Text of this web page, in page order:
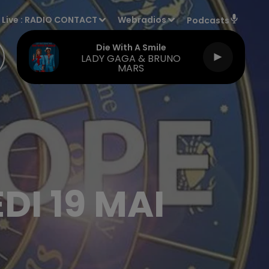
Live : RADIO CONTACT Webradios Podcasts
Die With A Smile
LADY GAGA & BRUNO
MARS
19 MAI